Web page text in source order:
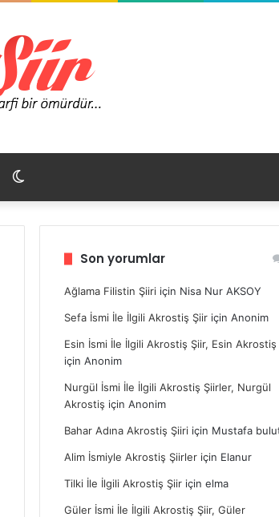
görünümü
Son yorumlar
Ağlama Filistin Şiiri için Nisa Nur AKSOY
Sefa İsmi İle İlgili Akrostiş Şiir içinAnonim
Esin İsmi İle İlgili Akrostiş Şiir, Esin Akrostiş
içinAnonim
Nurgül İsmi İle İlgili Akrostiş Şiirler, Nurgül
Akrostiş içinAnonim
Bahar Adına Akrostiş Şiiri için Mustafa
Alim İsmiyle Akrostiş Şiirler için Elanur
Tilki İle İlgili Akrostiş Şiir içinelma
Güler İsmi İle İlgili Akrostiş Şiir, Güler